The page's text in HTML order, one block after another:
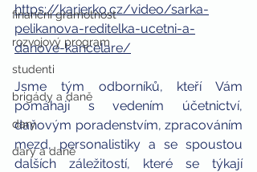
finanční gramotnost
rozvojový program
studenti
brigády a daně
dary
dary a daně
https://karierko.cz/video/sarka-
pelikanova-reditelka-ucetni-a-
danove-kancelare/
Jsme tým odborníků, kteří Vám
pomáhají s vedením účetnictví,
daňovým poradenstvím, zpracováním
mezd, personalistiky a se spoustou
dalších záležitostí, které se týkají